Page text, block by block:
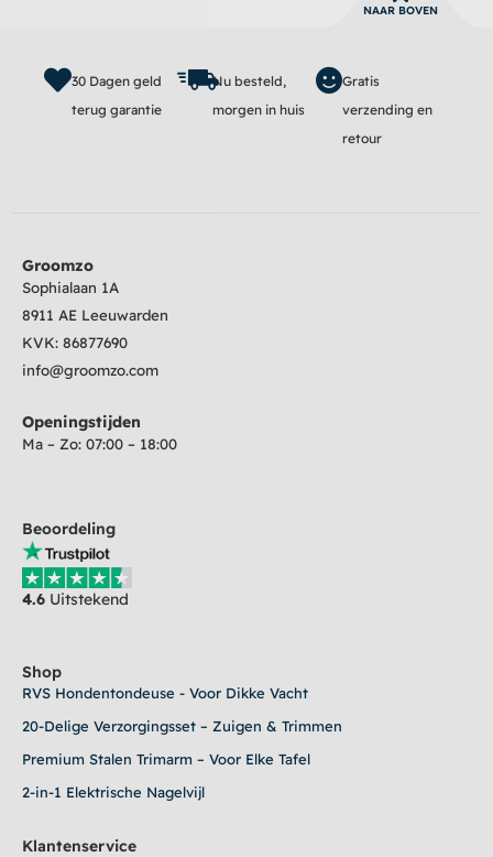
NAAR BOVEN
30 Dagen geld
terug garantie
Nu besteld,
morgen in huis
Gratis
verzending en
retour
Groomzo
Sophialaan 1A
8911 AE Leeuwarden
KVK: 86877690
info@groomzo.com
Openingstijden
Ma – Zo: 07:00 – 18:00
Beoordeling
4.6 Uitstekend
Shop
RVS Hondentondeuse - Voor Dikke Vacht
20-Delige Verzorgingsset – Zuigen & Trimmen
Premium Stalen Trimarm – Voor Elke Tafel
2-in-1 Elektrische Nagelvijl
Klantenservice